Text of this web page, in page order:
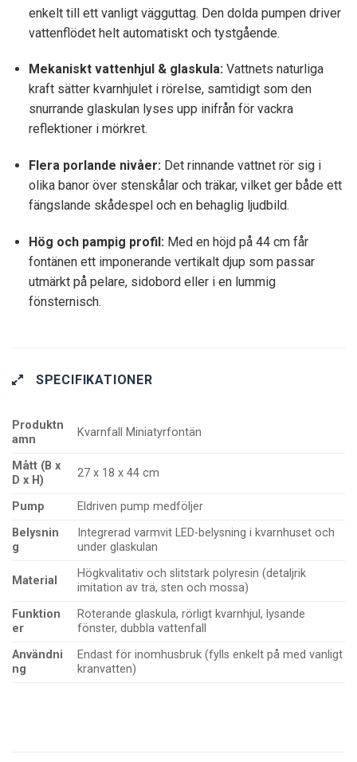
enkelt till ett vanligt vägguttag. Den dolda pumpen driver
vattenflödet helt automatiskt och tystgående.
Mekaniskt vattenhjul & glaskula:Vattnets naturliga
kraft sätter kvarnhjulet i rörelse, samtidigt som den
snurrande glaskulan lyses upp inifrån för vackra
reflektioner i mörkret.
Flera porlande nivåer:Det rinnande vattnet rör sig i
olika banor över stenskålar och träkar, vilket ger både ett
fängslande skådespel och en behaglig ljudbild.
Hög och pampig profil:Med en höjd på 44 cm får
fontänen ett imponerande vertikalt djup som passar
utmärkt på pelare, sidobord eller i en lummig
fönsternisch.
SPECIFIKATIONER
Produktn
amn
Kvarnfall Miniatyrfontän
Mått (B x
D x H)
27 x 18 x 44 cm
Pump
Eldriven pump medföljer
Belysnin
g
Integrerad varmvit LED-belysning i kvarnhuset och
under glaskulan
Material
Högkvalitativ och slitstark polyresin (detaljrik
imitation av trä, sten och mossa)
Funktion
er
Roterande glaskula, rörligt kvarnhjul, lysande
fönster, dubbla vattenfall
Användni
ng
Endast för inomhusbruk (fylls enkelt på med vanligt
kranvatten)